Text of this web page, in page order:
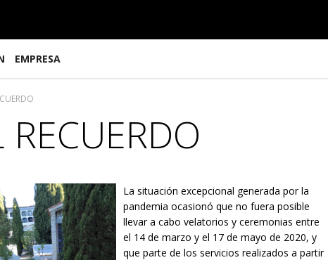
EMPRESA
RECUERDO
La situación excepcional generada por la
pandemia ocasionó que no fuera posible
llevar a cabo velatorios y ceremonias entre
el 14 de marzo y el 17 de mayo de 2020, y
que parte de los servicios realizados a partir